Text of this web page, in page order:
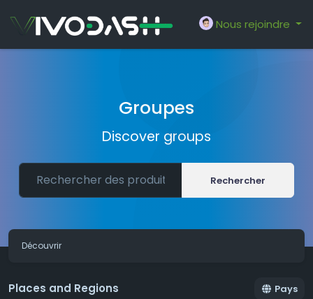
Nous rejoindre
Groupes
Discover groups
Rechercher
Découvrir
Places and Regions Pays